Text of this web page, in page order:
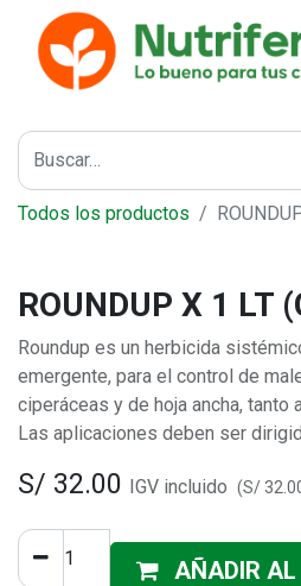
Todos los productos
ROUNDUP X 1 LT
Roundup es un herbicida
emergente, para el control de
ciperáceas y de hoja ancha, tanto
Las aplicaciones deben ser
S/ 32.00 IGV incluido (S/
AÑADIR AL